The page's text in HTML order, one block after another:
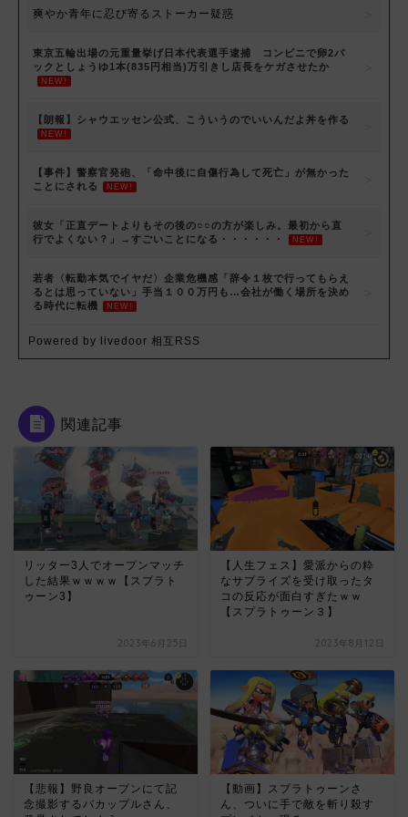
爽やか青年に忍び寄るストーカー疑惑
東京五輪出場の元重量挙げ日本代表選手逮捕 コンビニで卵2パ
ックとしょうゆ1本(835円相当)万引きし店長をケガさせたか
NEW!
【朗報】シャウエッセン公式、こういうのでいいんだよ丼を作る
NEW!
【事件】警察官発砲、「命中後に自傷行為して死亡」が無かった
ことにされる
NEW!
彼女「正直デートよりもその後の○○の方が楽しみ。最初から直
行でよくない？」→すごいことになる・・・・・・
NEW!
若者〈転勤本気でイヤだ〉企業危機感「辞令１枚で行ってもらえ
るとは思っていない」手当１００万円も…会社が働く場所を決め
る時代に転機
NEW!
Powered by livedoor 相互RSS
関連記事
リッター3人でオープンマッチ
した結果ｗｗｗｗ【スプラト
ゥーン3】
2023年6月25日
【人生フェス】愛派からの粋
なサプライズを受け取ったタ
コの反応が面白すぎたｗｗ
【スプラトゥーン３】
2023年8月12日
【悲報】野良オープンにて記
念撮影するバカップルさん、
【動画】スプラトゥーンさ
ん、ついに手で敵を斬り殺す